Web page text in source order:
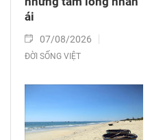
ái
07/08/2026
ĐỜI SỐNG VIỆT